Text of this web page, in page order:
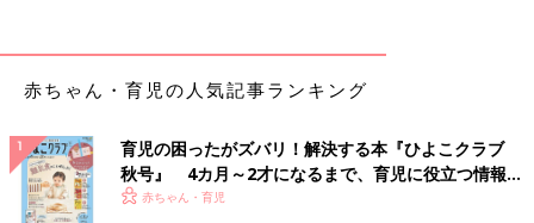
ム！いや、彼女も髪長いけども！笑)
ヘアカット当日になってから、やっぱりやめる、と言い出すので
はないかとドキドキしていましたが、娘の意思が変わることはな
く10センチほどのカットに成功したのでありました。やっぱり毛
先が切りそろっていたほうがなんだかきちんとしてる感が出るの
は大人も子どもも一緒なんですね。「本当はもっと切ってもいい
赤ちゃん・育児の人気記事ランキング
育児の困ったがズバリ！解決する本『ひよこクラブ
秋号』 4カ月～2才になるまで、育児に役立つ情報が
いっぱい！
赤ちゃん・育児